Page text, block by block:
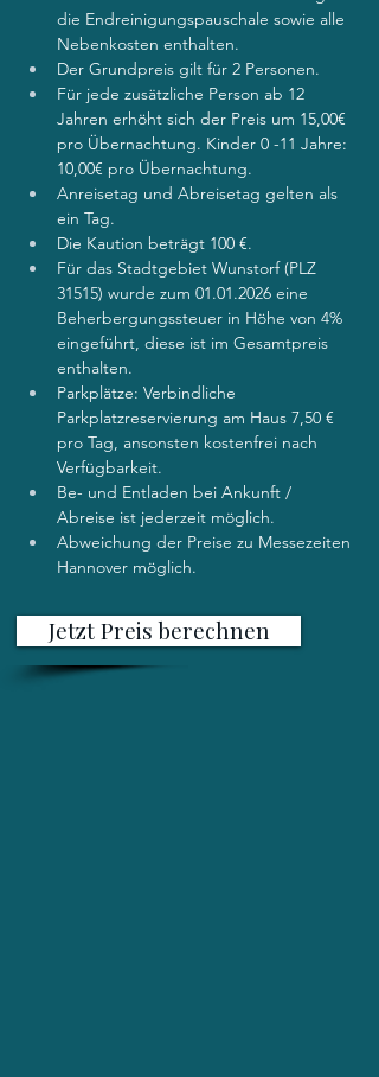
die Endreinigungspauschale sowie alle
Nebenkosten enthalten.
Der Grundpreis gilt für 2 Personen.
Für jede zusätzliche Person ab 12
Jahren erhöht sich der Preis um 15,00€
pro Übernachtung. Kinder 0 -11 Jahre:
10,00€ pro Übernachtung.
Anreisetag und Abreisetag gelten als
ein Tag.
Die Kaution beträgt 100 €.
Für das Stadtgebiet Wunstorf (PLZ
31515) wurde zum 01.01.2026 eine
Beherbergungssteuer in Höhe von 4%
eingeführt, diese ist im Gesamtpreis
enthalten.
Parkplätze: Verbindliche
Parkplatzreservierung am Haus 7,50 €
pro Tag, ansonsten kostenfrei nach
Verfügbarkeit.
Be- und Entladen bei Ankunft /
Abreise ist jederzeit möglich.
Abweichung der Preise zu Messezeiten
Hannover möglich.
Jetzt Preis berechnen